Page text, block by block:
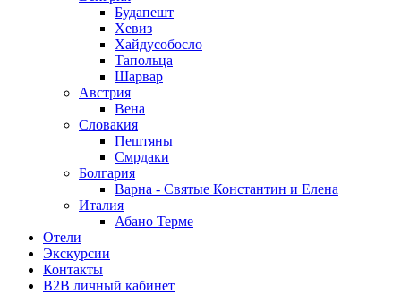
Будапешт
Хевиз
Хайдусобосло
Тапольца
Шарвар
Австрия
Вена
Словакия
Пештяны
Смрдаки
Болгария
Варна - Святые Константин и Елена
Италия
Абано Терме
Отели
Экскурсии
Контакты
B2B личный кабинет